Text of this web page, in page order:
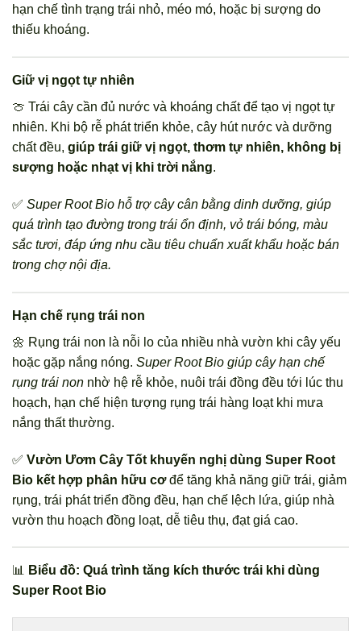
hạn chế tình trạng trái nhỏ, méo mó, hoặc bị sượng do
thiếu khoáng.
Giữ vị ngọt tự nhiên
🍈 Trái cây cần đủ nước và khoáng chất để tạo vị ngọt tự
nhiên. Khi bộ rễ phát triển khỏe, cây hút nước và dưỡng
chất đều, giúp trái giữ vị ngọt, thơm tự nhiên, không bị
sượng hoặc nhạt vị khi trời nắng.
✅ Super Root Bio hỗ trợ cây cân bằng dinh dưỡng, giúp
quá trình tạo đường trong trái ổn định, vỏ trái bóng, màu
sắc tươi, đáp ứng nhu cầu tiêu chuẩn xuất khẩu hoặc bán
trong chợ nội địa.
Hạn chế rụng trái non
🌼 Rụng trái non là nỗi lo của nhiều nhà vườn khi cây yếu
hoặc gặp nắng nóng. Super Root Bio giúp cây hạn chế
rụng trái non nhờ hệ rễ khỏe, nuôi trái đồng đều tới lúc thu
hoạch, hạn chế hiện tượng rụng trái hàng loạt khi mưa
nắng thất thường.
✅ Vườn Ươm Cây Tốt khuyến nghị dùng Super Root
Bio kết hợp phân hữu cơđể tăng khả năng giữ trái, giảm
rụng, trái phát triển đồng đều, hạn chế lệch lứa, giúp nhà
vườn thu hoạch đồng loạt, dễ tiêu thụ, đạt giá cao.
📊
Biểu đồ: Quá trình tăng kích thước trái khi dùng
Super Root Bio